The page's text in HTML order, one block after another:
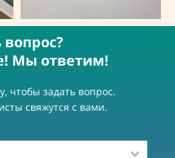
вопрос?
Мы ответим!
чтобы задать вопрос.
свяжутся с вами.